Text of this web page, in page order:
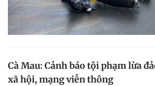
Cà Mau: Cảnh báo tội phạm lừa
xã hội, mạng viễn thông